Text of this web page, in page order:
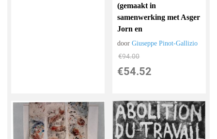
(gemaakt in
samenwerking met Asger
Jorn en
doorGiuseppe Pinot-Gallizio
€94.00
€54.52